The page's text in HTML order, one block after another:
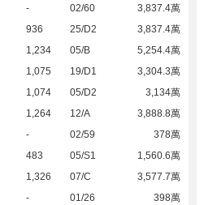
- 02/60
3,837.4萬
936 25/D2
3,837.4萬
1,234 05/B
5,254.4萬
1,075 19/D1
3,304.3萬
1,074 05/D2
3,134萬
1,264 12/A
3,888.8萬
- 02/59
378萬
483 05/S1
1,560.6萬
1,326 07/C
3,577.7萬
- 01/26
398萬